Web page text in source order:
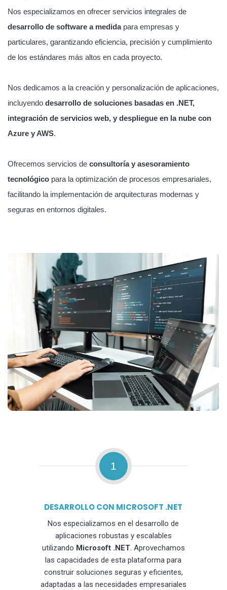
Nos especializamos en ofrecer servicios integrales de
desarrollo de software a medidapara empresas y
particulares, garantizando eficiencia, precisión y cumplimiento
de los estándares más altos en cada proyecto.
Nos dedicamos a la creación y personalización de aplicaciones,
incluyendo desarrollo de soluciones basadas en .NET,
integración de servicios web, y despliegue en la nube con
Azure y AWS.
Ofrecemos servicios de consultoría y asesoramiento
tecnológico para la optimización de procesos empresariales,
facilitando la implementación de arquitecturas modernas y
seguras en entornos digitales.
1
DESARROLLO CON MICROSOFT .NET
Nos especializamos en el desarrollo de
aplicaciones robustas y escalables
utilizando Microsoft .NET. Aprovechamos
las capacidades de esta plataforma para
construir soluciones seguras y eficientes,
adaptadas a las necesidades empresariales